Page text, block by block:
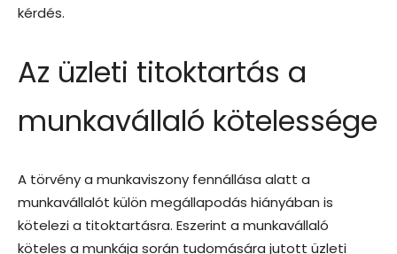
kérdés.
Az üzleti titoktartás a
munkavállaló kötelessége
A törvény a munkaviszony fennállása alatt a
munkavállalót külön megállapodás hiányában is
kötelezi a titoktartásra. Eszerint a munkavállaló
köteles a munkája során tudomására jutott üzleti